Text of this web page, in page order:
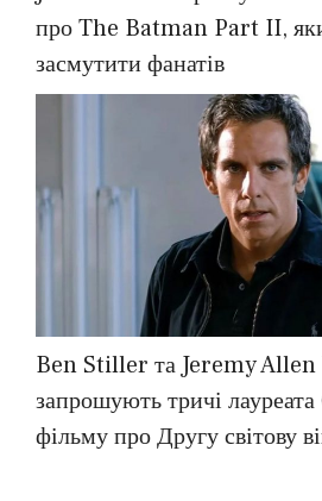
про The Batman Part II,
засмутити фанатів
Ben Stiller та Jeremy
запрошують тричі
фільму про Другу світову